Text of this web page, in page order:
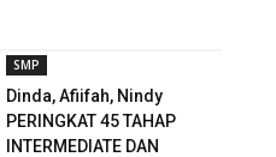
SMP
Dinda, Afiifah, Nindy
PERINGKAT 45 TAHAP
INTERMEDIATE DAN